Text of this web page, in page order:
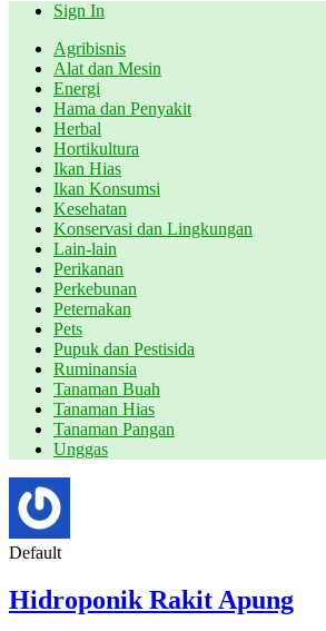
Sign In
Agribisnis
Alat dan Mesin
Energi
Hama dan Penyakit
Herbal
Hortikultura
Ikan Hias
Ikan Konsumsi
Kesehatan
Konservasi dan Lingkungan
Lain-lain
Perikanan
Perkebunan
Peternakan
Pets
Pupuk dan Pestisida
Ruminansia
Tanaman Buah
Tanaman Hias
Tanaman Pangan
Unggas
Default
Hidroponik Rakit Apung